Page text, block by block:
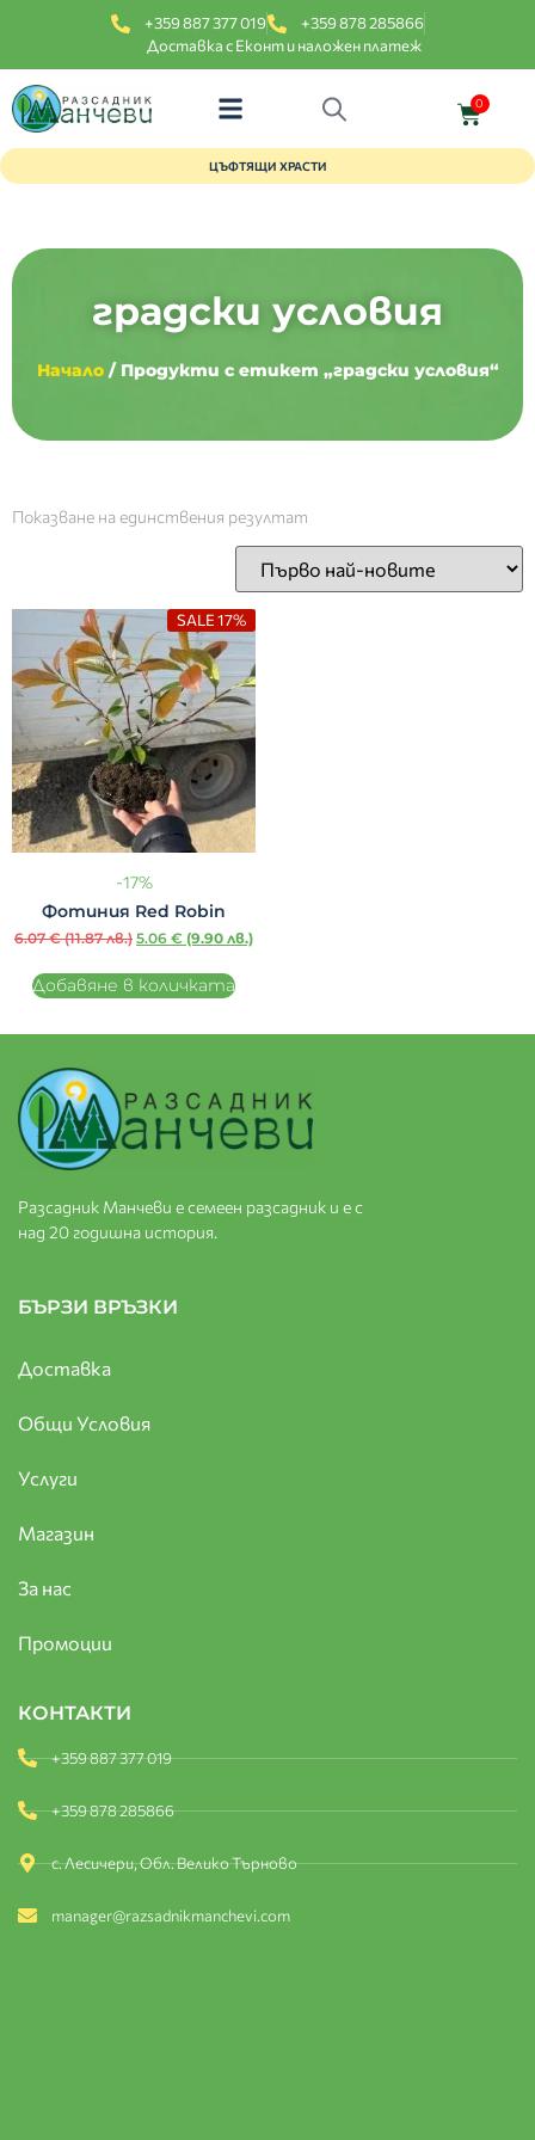
+359 887 377 019
+359 878 285866
Доставка с Еконт и наложен платеж
0
ЦЪФТЯЩИ ХРАСТИ
градски условия
Начало/ Продукти с етикет „градски условия“
Показване на единствения резултат
-17%
Фотиния Red Robin
SALE 17%
6.07€ (11.87 лв.) 5.06 € (9.90 лв.)
Добавяне в количката
Разсадник Манчеви е семеен разсадник и е с
над 20 годишна история.
БЪРЗИ ВРЪЗКИ
Доставка
Общи Условия
Услуги
Магазин
За нас
Промоции
КОНТАКТИ
+359 887 377 019
+359 878 285866
с. Лесичери, Обл. Велико Търново
manager@razsadnikmanchevi.com